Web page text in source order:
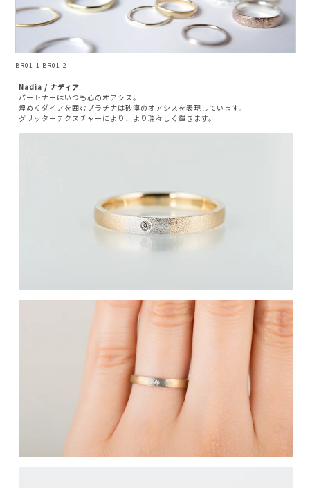
BR01-1 BR01-2
Nadia / ナディア
パートナーはいつも心のオアシス。
煌めくダイアを囲むプラチナは砂漠のオアシスを表現しています。
グリッターテクスチャーにより、より瑞々しく輝きます。